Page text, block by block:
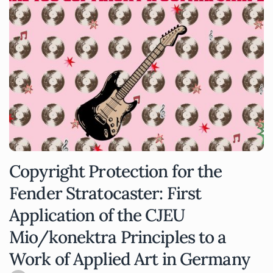
Copyright Protection for the
Fender Stratocaster: First
Application of the CJEU
Mio/konektra Principles to a
Work of Applied Art in Germany